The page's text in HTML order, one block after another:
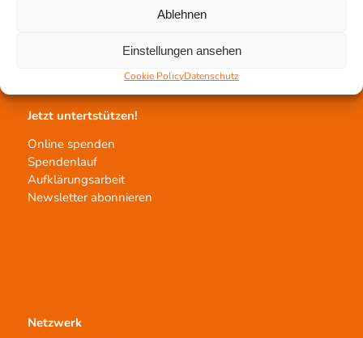
Ablehnen
Einstellungen ansehen
Cookie PolicyDatenschutz
Transplantat bestellen
Jetzt untertstützen!
Online spenden
Spendenlauf
Aufklärungsarbeit
Newsletter abonnieren
Netzwerk